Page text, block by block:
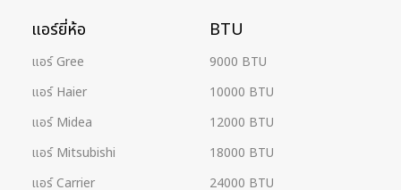
แอร์ยี่ห้อ
แอร์ Gree
แอร์ Haier
แอร์ Midea
แอร์ Mitsubishi
แอร์ Carrier
BTU
9000 BTU
10000 BTU
12000 BTU
18000 BTU
24000 BTU